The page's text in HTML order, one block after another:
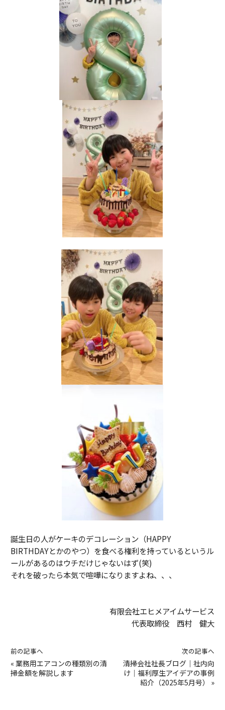
誕生日の人がケーキのデコレーション（HAPPY
BIRTHDAYとかのやつ）を食べる権利を持っているというル
ールがあるのはウチだけじゃないはず(笑)
それを破ったら本気で喧嘩になりますよね、、、
有限会社エヒメアイムサービス
代表取締役 西村 健大
前の記事へ
« 業務用エアコンの種類別の清
掃金額を解説します
次の記事へ
清掃会社社長ブログ｜社内向
け｜福利厚生アイデアの事例
紹介（2025年5月号）
»